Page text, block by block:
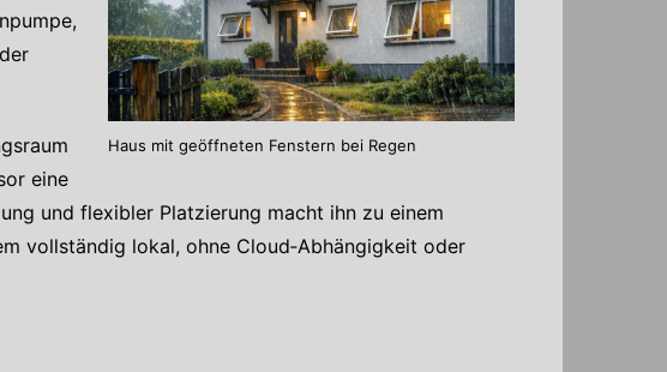
Haus mit geöffneten Fenstern bei Regen
eine
und flexibler Platzierung macht ihn zu einem
vollständig lokal, ohne Cloud‑Abhängigkeit oder